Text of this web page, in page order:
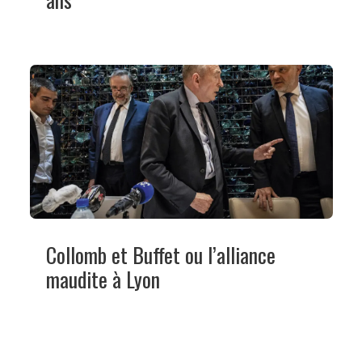
Collomb et Buffet ou l’alliance
maudite à Lyon